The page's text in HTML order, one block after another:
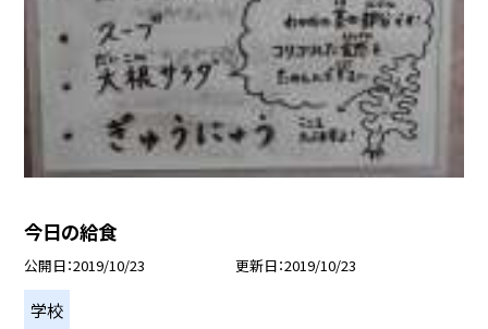
今日の給食
公開日 2019/10/23 更新日 2019/10/23
学校